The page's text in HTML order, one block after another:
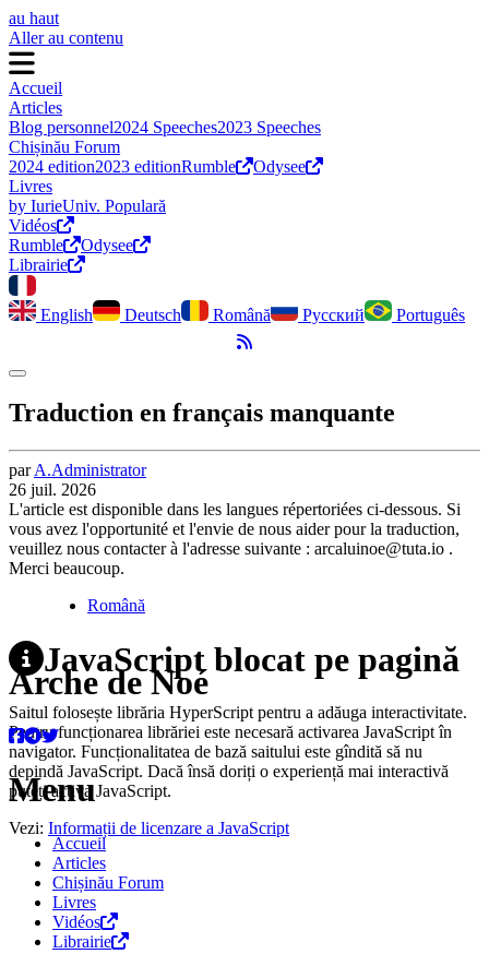
au haut
Aller au contenu
Accueil
Articles
Blog personnel2024 Speeches2023 Speeches
Chișinău Forum
2024 edition2023 editionRumble
Odysee
Livres
by IurieUniv. Populară
Vidéos
Rumble
Odysee
Librairie
English Deutsch Română Русский
Português
Flux RSS
Activer le mode sombre
Traduction en français manquante
parA.Administrator
26 juil. 2026
L'article est disponible dans les langues répertoriées ci-dessous. Si
vous avez l'opportunité et l'envie de nous aider pour la traduction,
veuillez nous contacter à l'adresse suivante : arcaluinoe@tuta.io .
Merci beaucoup.
Română
JavaScript blocat pe pagină
Saitul folosește librăria HyperScript pentru a adăuga interactivitate.
Pentru funcționarea librăriei este necesară activarea JavaScript în
navigator. Funcționalitatea de bază saitului este gîndită să nu
depindă JavaScript. Dacă însă doriți o experiență mai interactivă
puteți activa JavaScript.
Vezi: Informații de licenzare a JavaScript
Arche de Noé
Menu
Accueil
Articles
Chișinău Forum
Livres
Vidéos
Librairie